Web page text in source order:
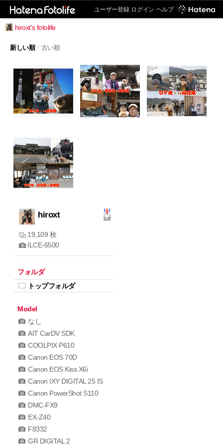
ユーザー登録 ログイン ヘルプ
hiroxt's fotolife
新しい順 古い順
hiroxt
19,109 枚
ILCE-6500
フォルダ
トップフォルダ
Model
なし
AIT CarDV SDK
COOLPIX P610
Canon EOS 70D
Canon EOS Kiss X6i
Canon IXY DIGITAL 25 IS
Canon PowerShot S110
DMC-FX9
EX-Z40
F8332
GR DIGITAL 2